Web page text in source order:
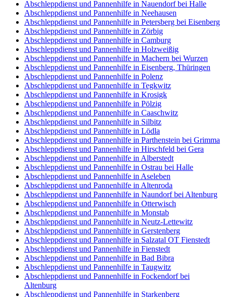
Abschleppdienst und Pannenhilfe in Nauendorf bei Halle
Abschleppdienst und Pannenhilfe in Neehausen
Abschleppdienst und Pannenhilfe in Petersberg bei Eisenberg
Abschleppdienst und Pannenhilfe in Zörbig
Abschleppdienst und Pannenhilfe in Camburg
Abschleppdienst und Pannenhilfe in Holzweißig
Abschleppdienst und Pannenhilfe in Machern bei Wurzen
Abschleppdienst und Pannenhilfe in Eisenberg, Thüringen
Abschleppdienst und Pannenhilfe in Polenz
Abschleppdienst und Pannenhilfe in Tegkwitz
Abschleppdienst und Pannenhilfe in Krosigk
Abschleppdienst und Pannenhilfe in Pölzig
Abschleppdienst und Pannenhilfe in Caaschwitz
Abschleppdienst und Pannenhilfe in Silbitz
Abschleppdienst und Pannenhilfe in Lödla
Abschleppdienst und Pannenhilfe in Parthenstein bei Grimma
Abschleppdienst und Pannenhilfe in Hirschfeld bei Gera
Abschleppdienst und Pannenhilfe in Alberstedt
Abschleppdienst und Pannenhilfe in Ostrau bei Halle
Abschleppdienst und Pannenhilfe in Aseleben
Abschleppdienst und Pannenhilfe in Altenroda
Abschleppdienst und Pannenhilfe in Naundorf bei Altenburg
Abschleppdienst und Pannenhilfe in Otterwisch
Abschleppdienst und Pannenhilfe in Monstab
Abschleppdienst und Pannenhilfe in Neutz-Lettewitz
Abschleppdienst und Pannenhilfe in Gerstenberg
Abschleppdienst und Pannenhilfe in Salzatal OT Fienstedt
Abschleppdienst und Pannenhilfe in Fienstedt
Abschleppdienst und Pannenhilfe in Bad Bibra
Abschleppdienst und Pannenhilfe in Taugwitz
Abschleppdienst und Pannenhilfe in Fockendorf bei
Altenburg
Abschleppdienst und Pannenhilfe in Starkenberg